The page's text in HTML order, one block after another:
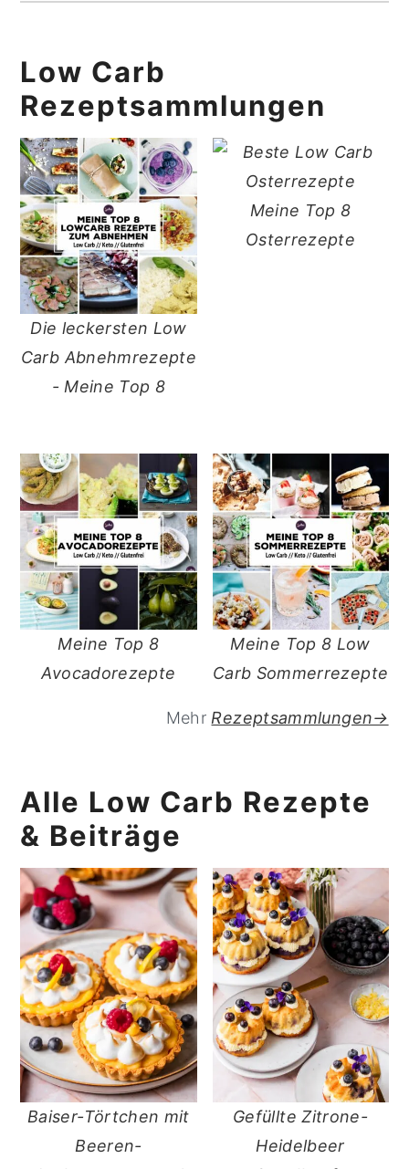
Low Carb
Rezeptsammlungen
Die leckersten Low
Carb Abnehmrezepte
- Meine Top 8
Meine Top 8
Osterrezepte
Meine Top 8
Avocadorezepte
Meine Top 8 Low
Carb Sommerrezepte
Mehr Rezeptsammlungen→
Alle Low Carb Rezepte
& Beiträge
Baiser-Törtchen mit
Beeren-
Gefüllte Zitrone-
Heidelbeer